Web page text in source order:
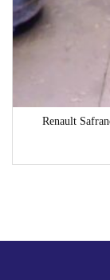
Renault